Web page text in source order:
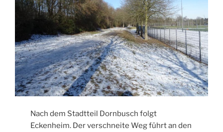
Nach dem Stadtteil Dornbusch folgt
Eckenheim. Der verschneite Weg führt an den